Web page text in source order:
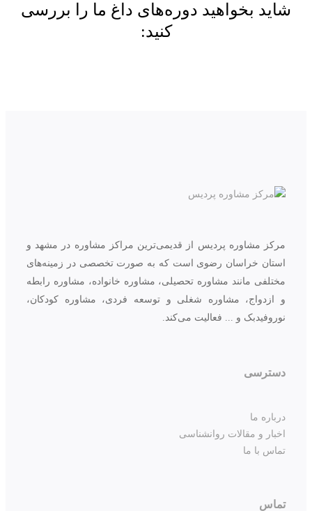
شاید بخواهید دوره‌های داغ ما را بررسی
کنید:
مرکز مشاوره پردیس از قدیمی‌ترین مراکز مشاوره در مشهد و
استان خراسان رضوی است که به صورت تخصصی در زمینه‌های
مختلفی مانند مشاوره تحصیلی، مشاوره خانواده، مشاوره رابطه
و ازدواج، مشاوره شغلی و توسعه فردی، مشاوره کودکان،
نوروفیدبک و ... فعالیت می‌کند.
دسترسی
درباره ما
اخبار و مقالات روانشناسی
تماس با ما
تماس